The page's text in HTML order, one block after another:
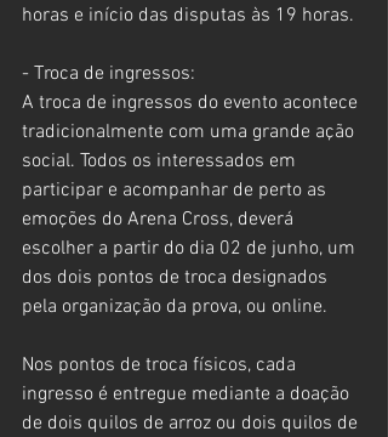
horas e início das disputas às 19 horas.
- Troca de ingressos:
A troca de ingressos do evento acontece
tradicionalmente com uma grande ação
social. Todos os interessados em
participar e acompanhar de perto as
emoções do Arena Cross, deverá
escolher a partir do dia 02 de junho, um
dos dois pontos de troca designados
pela organização da prova, ou online.
Nos pontos de troca físicos, cada
ingresso é entregue mediante a doação
de dois quilos de arroz ou dois quilos de